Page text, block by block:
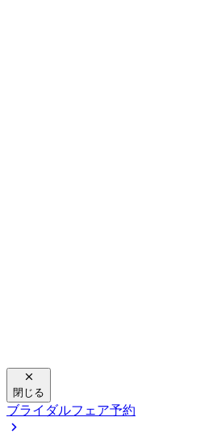
閉じる
ブライダルフェア予約